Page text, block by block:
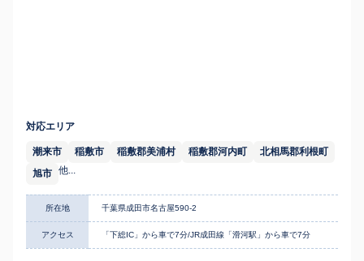
対応エリア
潮来市 稲敷市 稲敷郡美浦村 稲敷郡河内町
北相馬郡利根町
旭市 他...
所在地 千葉県成田市名古屋590-2
アクセス 「下総IC」から車で7分/JR成田線「滑河駅」から車で7分